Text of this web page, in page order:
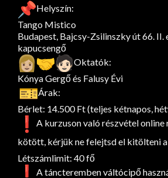
Helyszín:
Tango Mistico
Budapest, Bajcsy-Zsilinszky út 66. II.
kapucsengő
Oktatók:
Kónya Gergő és Falusy Évi
Árak:
Bérlet: 14.500 Ft (teljes kétnapos,
A kurzuson való részvétel
kötött, kérjük ne felejtsd el kitölteni
Létszámlimit: 40 fő
A táncteremben váltócipő